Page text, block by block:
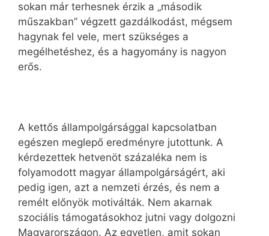
sokan már terhesnek érzik a „második
műszakban” végzett gazdálkodást, mégsem
hagynak fel vele, mert szükséges a
megélhetéshez, és a hagyomány is nagyon
erős.
A kettős állampolgársággal kapcsolatban
egészen meglepő eredményre jutottunk. A
kérdezettek hetvenöt százaléka nem is
folyamodott magyar állampolgárságért, aki
pedig igen, azt a nemzeti érzés, és nem a
remélt előnyök motiválták. Nem akarnak
szociális támogatásokhoz jutni vagy dolgozni
Magyarországon. Az egyetlen, amit sokan